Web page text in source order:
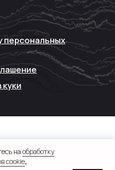
на обработку
cookie,